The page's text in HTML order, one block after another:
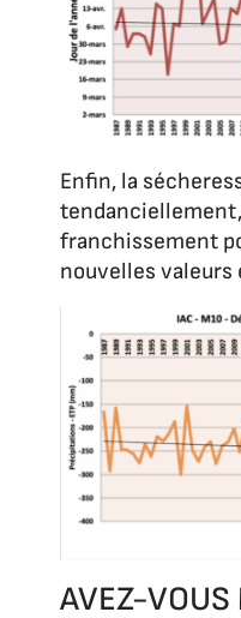
Enfin, la
franchissement
nouvelles valeurs
AVEZ-VOUS